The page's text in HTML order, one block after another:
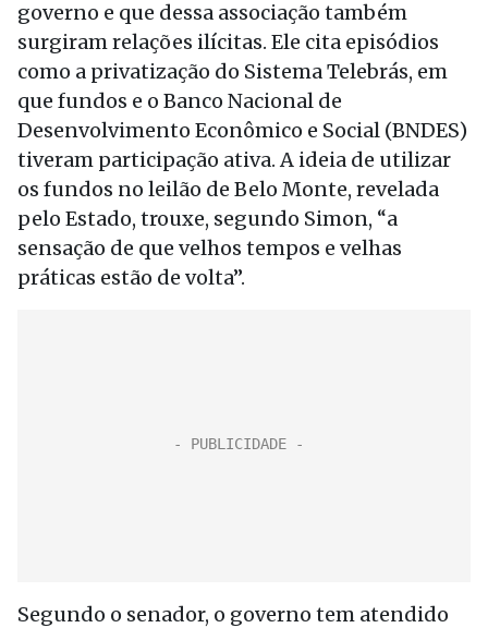
governo e que dessa associação também
surgiram relações ilícitas. Ele cita episódios
como a privatização do Sistema Telebrás, em
que fundos e o Banco Nacional de
Desenvolvimento Econômico e Social (BNDES)
tiveram participação ativa. A ideia de utilizar
os fundos no leilão de Belo Monte, revelada
pelo Estado, trouxe, segundo Simon, “a
sensação de que velhos tempos e velhas
práticas estão de volta”.
Segundo o senador, o governo tem atendido